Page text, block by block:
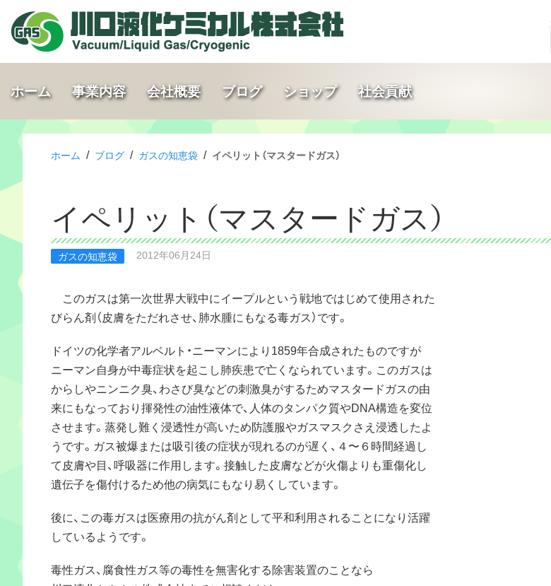
ホーム 事業内容 会社概要 ブログ ショップ 社会貢献
ホーム / ブログ / ガスの知恵袋 / イペリット（マスタードガス）
イペリット（マスタードガス）
ガスの知恵袋 2012年06月24日
このガスは第一次世界大戦中にイープルという戦地ではじめて使用された
びらん剤（皮膚をただれさせ、肺水腫にもなる毒ガス）です。
ドイツの化学者アルベルト・ニーマンにより1859年合成されたものですが
ニーマン自身が中毒症状を起こし肺疾患で亡くなられています。このガスは
からしやニンニク臭、わさび臭などの刺激臭がするためマスタードガスの由
来にもなっており揮発性の油性液体で、人体のタンパク質やDNA構造を変位
させます。蒸発し難く浸透性が高いため防護服やガスマスクさえ浸透したよ
うです。ガス被爆または吸引後の症状が現れるのが遅く、４〜６時間経過し
て皮膚や目、呼吸器に作用します。接触した皮膚などが火傷よりも重傷化し
遺伝子を傷付けるため他の病気にもなり易くしています。
後に、この毒ガスは医療用の抗がん剤として平和利用されることになり活躍
しているようです。
毒性ガス、腐食性ガス等の毒性を無害化する除害装置のことなら